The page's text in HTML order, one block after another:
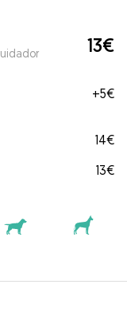
13€
+5€
14€
13€